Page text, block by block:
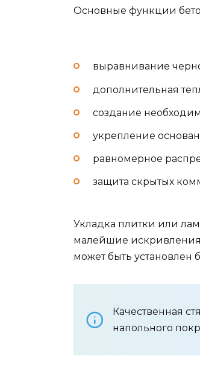
Основные функции
выравнивание
дополнительная
создание
укрепление
равномерное
защита скрытых
Укладка плитки или
малейшие
может быть установлен
Качественная
напольного